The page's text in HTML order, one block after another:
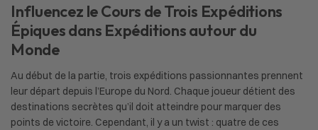
Influencez le Cours de Trois Expéditions
Épiques dans Expéditions autour du
Monde
Au début de la partie, trois expéditions passionnantes prennent
leur départ depuis l’Europe du Nord. Chaque joueur détient des
destinations secrètes qu’il doit atteindre pour marquer des
points de victoire. Cependant, il y a un twist : quatre de ces